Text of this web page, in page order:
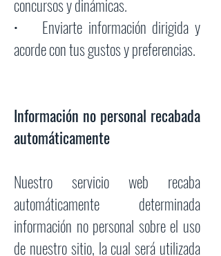
concursos y dinámicas.
• Enviarte información dirigida y
acorde con tus gustos y preferencias.
Información no personal recabada
automáticamente
Nuestro servicio web recaba
automáticamente determinada
información no personal sobre el uso
de nuestro sitio, la cual será utilizada